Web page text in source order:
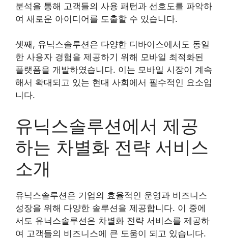
분석을 통해 고객들의 사용 패턴과 선호도를 파악하
여 새로운 아이디어를 도출할 수 있습니다.
셋째, 유닉스솔루션은 다양한 디바이스에서도 동일
한 사용자 경험을 제공하기 위해 모바일 최적화된
플랫폼을 개발하였습니다. 이는 모바일 시장이 계속
해서 확대되고 있는 현대 사회에서 필수적인 요소입
니다.
유닉스솔루션에서 제공
하는 차별화 전략 서비스
소개
유닉스솔루션은 기업의 효율적인 운영과 비즈니스
성장을 위해 다양한 솔루션을 제공합니다. 이 중에
서도 유닉스솔루션은 차별화 전략 서비스를 제공하
여 고객들의 비즈니스에 큰 도움이 되고 있습니다.